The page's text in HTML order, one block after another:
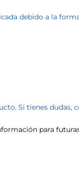
debido a la
Si tienes dudas,
para